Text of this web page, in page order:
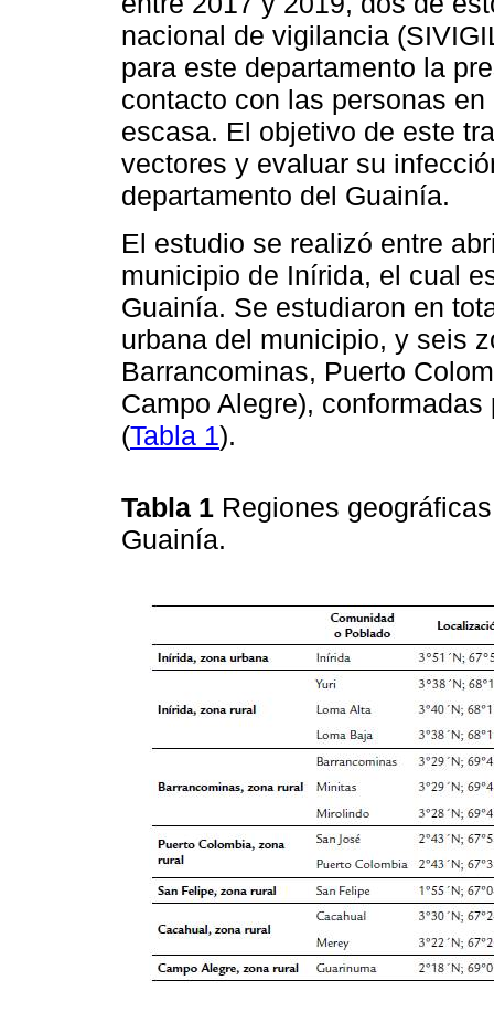
nacional de vigilancia
para este departamento la
contacto con las personas
escasa. El objetivo de este
vectores y evaluar su
departamento del Guainía.
El estudio se realizó entre
municipio de Inírida, el cual
Guainía. Se estudiaron en
urbana del municipio, y seis
Barrancominas, Puerto
Campo Alegre),
(Tabla 1).
Tabla 1 Regiones
Guainía.